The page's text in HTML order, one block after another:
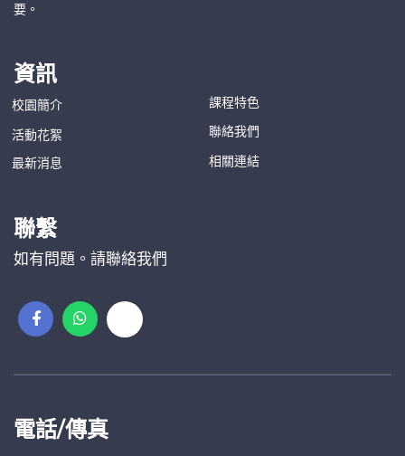
要。
資訊
校園簡介
活動花絮
最新消息
課程特色
聯絡我們
相關連結
聯繫
如有問題。請聯絡我們
電話/傳真